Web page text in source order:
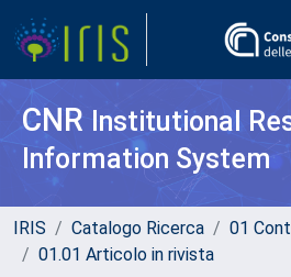
CNR Institutional
Information System
IRIS Catalogo Ricerca
01
01.01 Articolo in rivista